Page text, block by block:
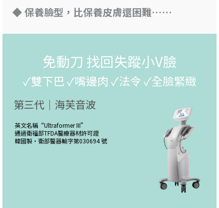
◆ 保養臉型，比保養皮膚還困難……
免動刀 找回失蹤小V臉
✓雙下巴 ✓嘴邊肉 ✓法令 ✓全臉緊緻
第三代｜海芙音波
英文名稱“Ultraformer III”
通過衛福部TFDA醫療器材許可證
韓國製・ 衛部醫器輸字第030694 號